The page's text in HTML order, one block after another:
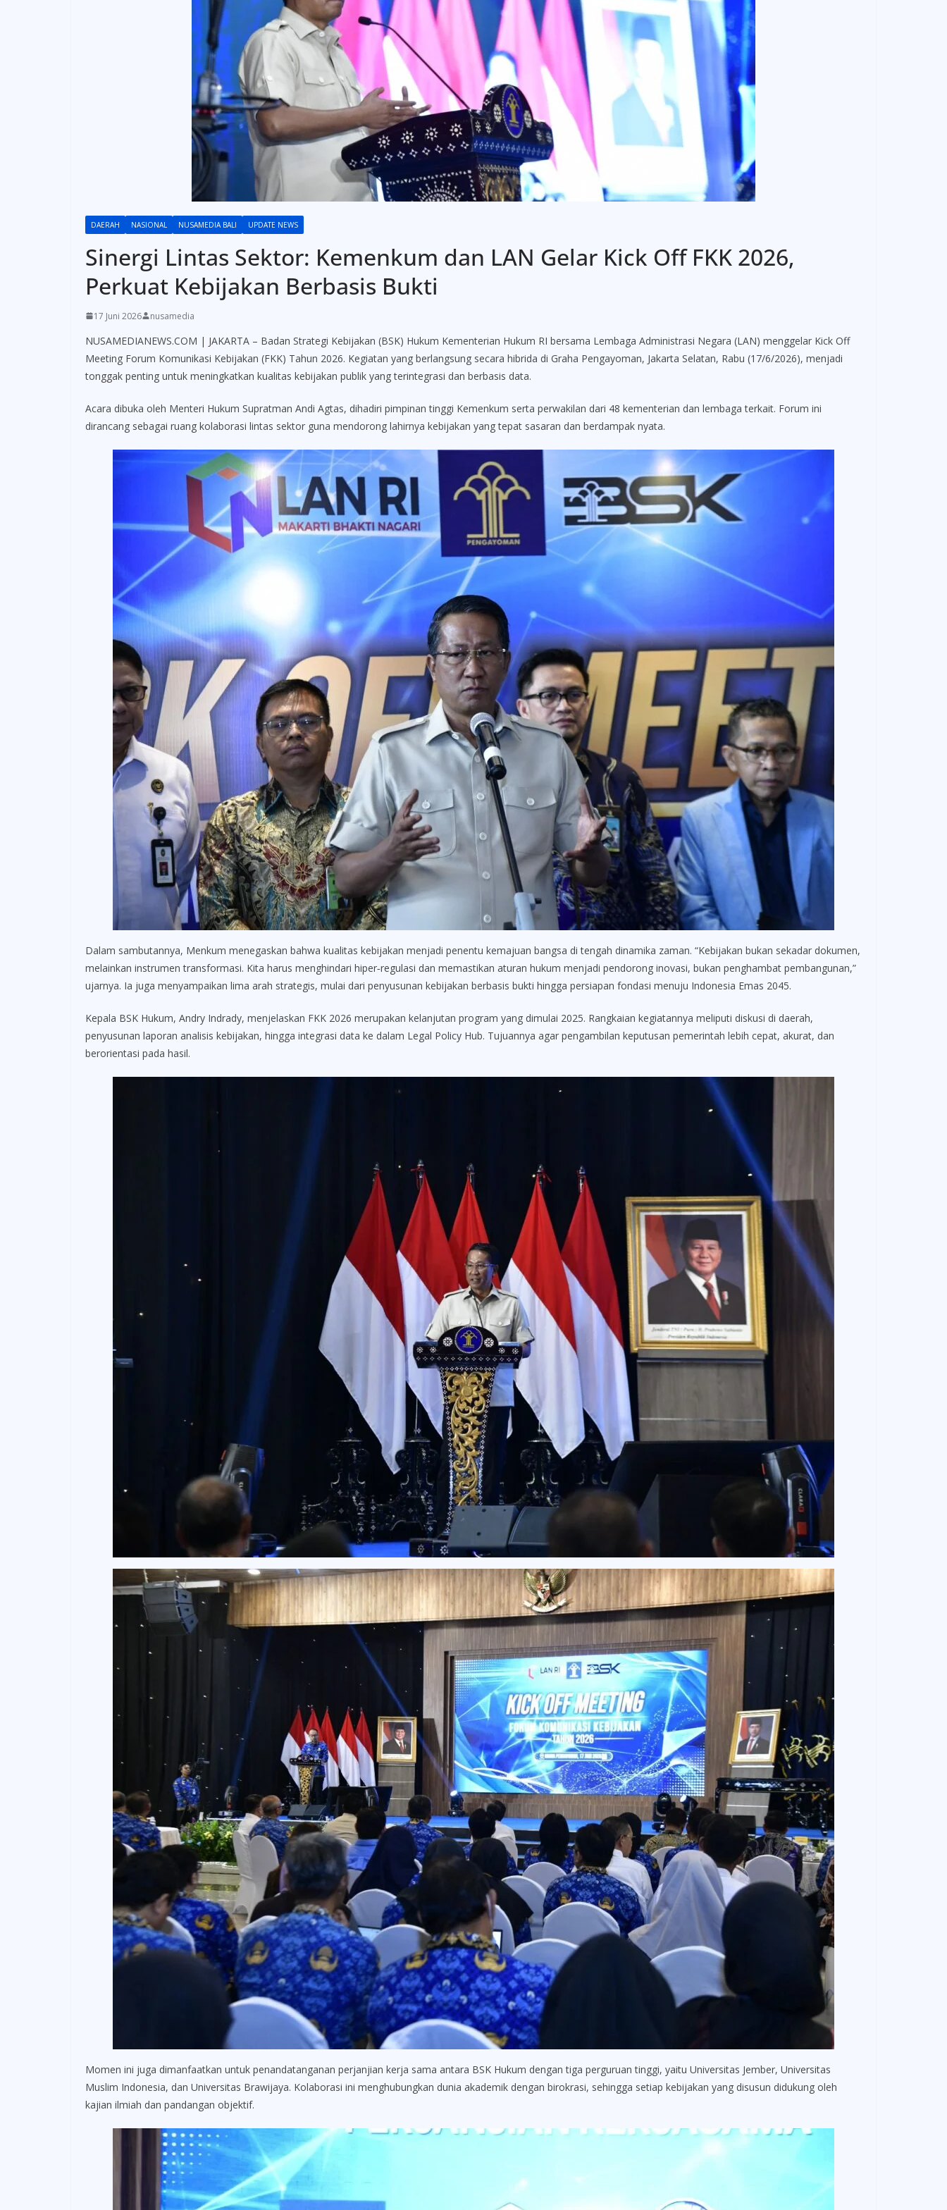
DAERAH NASIONAL NUSAMEDIA BALI UPDATE NEWS
Sinergi Lintas Sektor: Kemenkum dan LAN Gelar Kick Off FKK 2026,
Perkuat Kebijakan Berbasis Bukti
17 Juni 2026 nusamedia
NUSAMEDIANEWS.COM | JAKARTA – Badan Strategi Kebijakan (BSK) Hukum Kementerian Hukum RI bersama Lembaga Administrasi Negara (LAN) menggelar Kick Off
Meeting Forum Komunikasi Kebijakan (FKK) Tahun 2026. Kegiatan yang berlangsung secara hibrida di Graha Pengayoman, Jakarta Selatan, Rabu (17/6/2026), menjadi
tonggak penting untuk meningkatkan kualitas kebijakan publik yang terintegrasi dan berbasis data.
Acara dibuka oleh Menteri Hukum Supratman Andi Agtas, dihadiri pimpinan tinggi Kemenkum serta perwakilan dari 48 kementerian dan lembaga terkait. Forum ini
dirancang sebagai ruang kolaborasi lintas sektor guna mendorong lahirnya kebijakan yang tepat sasaran dan berdampak nyata.
Dalam sambutannya, Menkum menegaskan bahwa kualitas kebijakan menjadi penentu kemajuan bangsa di tengah dinamika zaman. “Kebijakan bukan sekadar dokumen,
melainkan instrumen transformasi. Kita harus menghindari hiper‑regulasi dan memastikan aturan hukum menjadi pendorong inovasi, bukan penghambat pembangunan,”
ujarnya. Ia juga menyampaikan lima arah strategis, mulai dari penyusunan kebijakan berbasis bukti hingga persiapan fondasi menuju Indonesia Emas 2045.
Kepala BSK Hukum, Andry Indrady, menjelaskan FKK 2026 merupakan kelanjutan program yang dimulai 2025. Rangkaian kegiatannya meliputi diskusi di daerah,
penyusunan laporan analisis kebijakan, hingga integrasi data ke dalam Legal Policy Hub. Tujuannya agar pengambilan keputusan pemerintah lebih cepat, akurat, dan
berorientasi pada hasil.
Momen ini juga dimanfaatkan untuk penandatanganan perjanjian kerja sama antara BSK Hukum dengan tiga perguruan tinggi, yaitu Universitas Jember, Universitas
Muslim Indonesia, dan Universitas Brawijaya. Kolaborasi ini menghubungkan dunia akademik dengan birokrasi, sehingga setiap kebijakan yang disusun didukung oleh
kajian ilmiah dan pandangan objektif.